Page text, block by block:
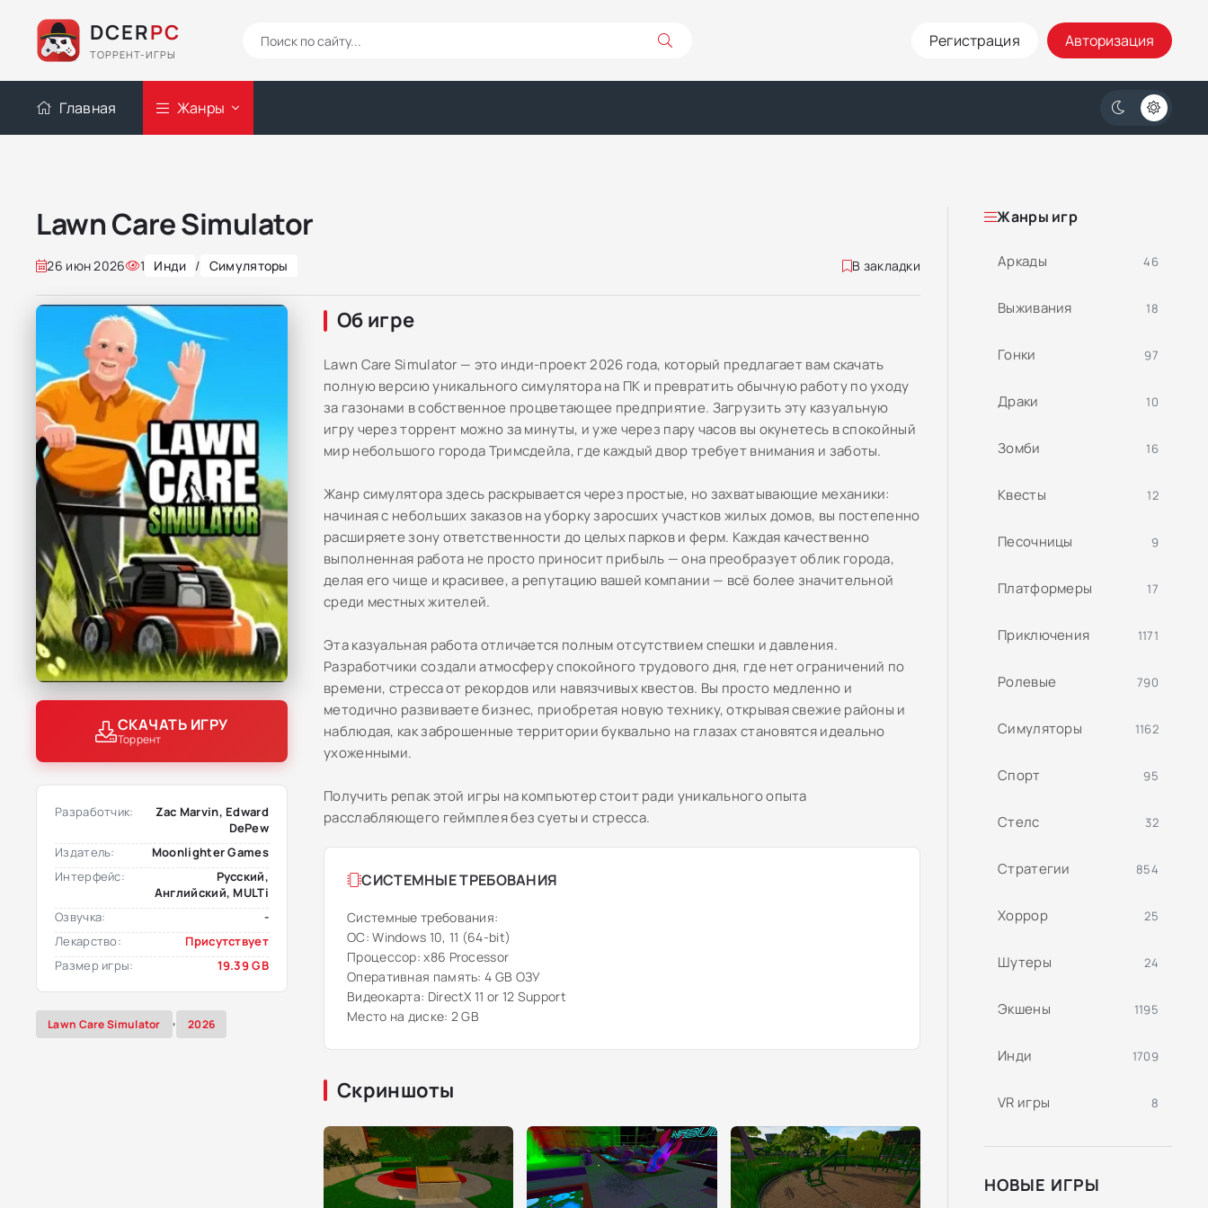
DCERPC
ТОРРЕНТ-ИГРЫ
Регистрация Авторизация
Главная Жанры
Lawn Care Simulator
26 июн 2026 1 Инди / Симуляторы В закладки
СКАЧАТЬ ИГРУ
Торрент
Разработчик:
Zac Marvin, Edward
DePew
Издатель:
Moonlighter Games
Интерфейс:
Русский,
Английский, MULTi
Озвучка:
-
Лекарство:
Присутствует
Размер игры:
19.39 GB
Lawn Care Simulator , 2026
Об игре
Lawn Care Simulator — это инди-проект 2026 года, который предлагает вам скачать
полную версию уникального симулятора на ПК и превратить обычную работу по уходу
за газонами в собственное процветающее предприятие. Загрузить эту казуальную
игру через торрент можно за минуты, и уже через пару часов вы окунетесь в спокойный
мир небольшого города Тримсдейла, где каждый двор требует внимания и заботы.
Жанр симулятора здесь раскрывается через простые, но захватывающие механики:
начиная с небольших заказов на уборку заросших участков жилых домов, вы постепенно
расширяете зону ответственности до целых парков и ферм. Каждая качественно
выполненная работа не просто приносит прибыль — она преобразует облик города,
делая его чище и красивее, а репутацию вашей компании — всё более значительной
среди местных жителей.
Эта казуальная работа отличается полным отсутствием спешки и давления.
Разработчики создали атмосферу спокойного трудового дня, где нет ограничений по
времени, стресса от рекордов или навязчивых квестов. Вы просто медленно и
методично развиваете бизнес, приобретая новую технику, открывая свежие районы и
наблюдая, как заброшенные территории буквально на глазах становятся идеально
ухоженными.
Получить репак этой игры на компьютер стоит ради уникального опыта
расслабляющего геймплея без суеты и стресса.
СИСТЕМНЫЕ ТРЕБОВАНИЯ
Системные требования:
ОС: Windows 10, 11 (64-bit)
Процессор: x86 Processor
Оперативная память: 4 GB ОЗУ
Видеокарта: DirectX 11 or 12 Support
Место на диске: 2 GB
Скриншоты
Жанры игр
Аркады 46
Выживания 18
Гонки 97
Драки 10
Зомби 16
Квесты 12
Песочницы 9
Платформеры 17
Приключения 1171
Ролевые 790
Симуляторы 1162
Спорт 95
Стелс 32
Стратегии 854
Хоррор 25
Шутеры 24
Экшены 1195
Инди 1709
VR игры 8
НОВЫЕ ИГРЫ